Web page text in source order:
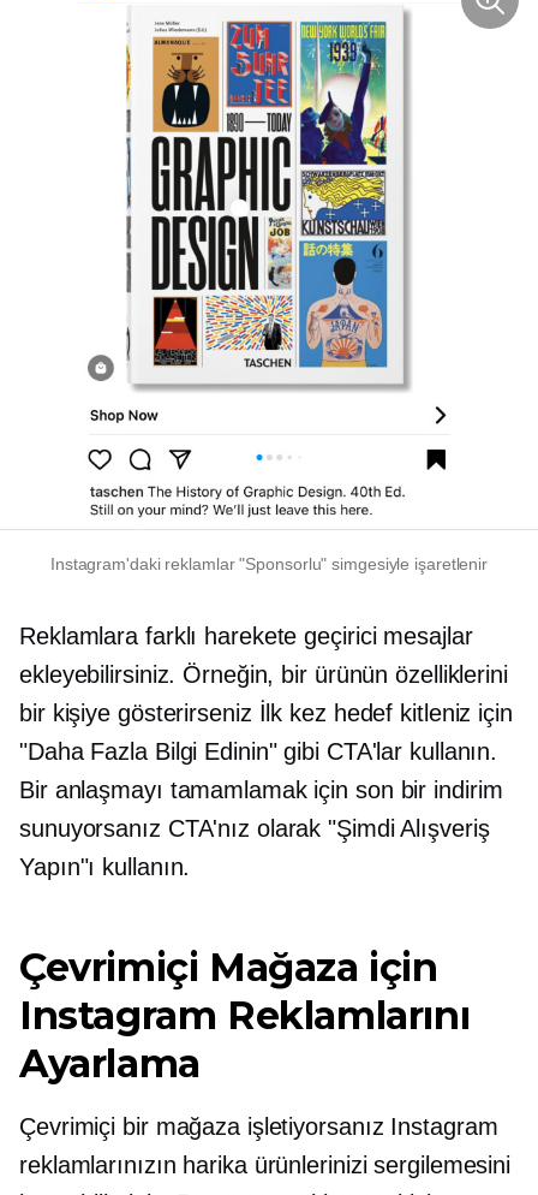
Instagram'daki reklamlar "Sponsorlu" simgesiyle işaretlenir
Reklamlara farklı harekete geçirici mesajlar
ekleyebilirsiniz. Örneğin, bir ürünün özelliklerini
bir kişiye gösterirseniz İlk kez hedef kitleniz için
"Daha Fazla Bilgi Edinin" gibi CTA'lar kullanın.
Bir anlaşmayı tamamlamak için son bir indirim
sunuyorsanız CTA'nız olarak "Şimdi Alışveriş
Yapın"ı kullanın.
Çevrimiçi Mağaza için
Instagram Reklamlarını
Ayarlama
Çevrimiçi bir mağaza işletiyorsanız Instagram
reklamlarınızın harika ürünlerinizi sergilemesini